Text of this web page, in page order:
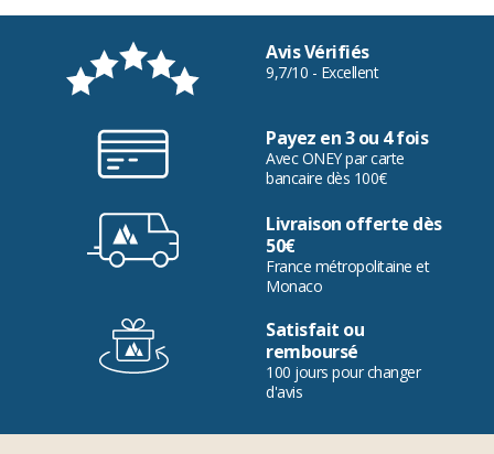
Avis Vérifiés
9,7/10 - Excellent
Payez en 3 ou 4 fois
Avec ONEY par carte
bancaire dès 100€
Livraison offerte dès
50€
France métropolitaine et
Monaco
Satisfait ou
remboursé
100 jours pour changer
d'avis